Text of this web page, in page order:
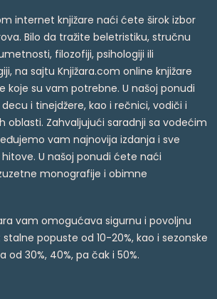
internet knjižare naći ćete širok izbor
Bilo da tražite beletristiku, stručnu
filozofiji, psihologiji ili
na sajtu Knjižara.com online knjižare
koje su vam potrebne. U našoj ponudi
i tinejdžere, kao i rečnici, vodiči i
oblasti. Zahvaljujući saradnji sa vodećim
vam najnovija izdanja i sve
U našoj ponudi ćete naći
monografije i obimne
vam omogućava sigurnu i povoljnu
popuste od 10-20%, kao i sezonske
30%, 40%, pa čak i 50%.